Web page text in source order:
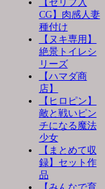
【セリフ入
CG】肉感人妻
種付け
【ヌキ専用】
絶景トイレシ
リーズ
【ハマダ商
店】
【ヒロピン】
敵と戦いピン
チになる魔法
少女
【まとめて収
録】セット作
品